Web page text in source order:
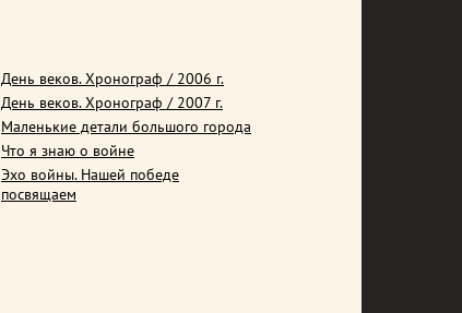
День веков. Хронограф / 2006 г.
День веков. Хронограф / 2007 г.
Маленькие детали большого города
Что я знаю о войне
Эхо войны. Нашей победе
посвящаем